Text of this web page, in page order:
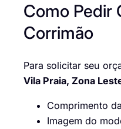
Como Pedir
Corrimão
Para solicitar seu
Vila Praia, Zona
Comprimento
Imagem do